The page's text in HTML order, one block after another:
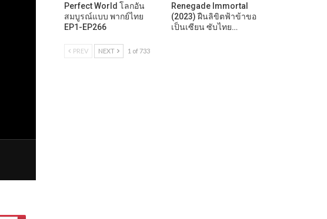
Perfect World โลกอัน
สมบูรณ์แบบ พากย์ไทย
EP1-EP266
Renegade Immortal
(2023) ฝืนลิขิตฟ้าข้าขอ
เป็นเซียน ซับไทย…
PREV NEXT 1 of 733